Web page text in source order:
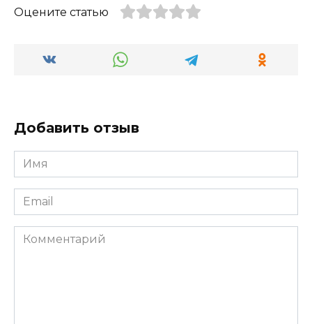
Оцените статью
Добавить отзыв
Имя
*
Email
*
Комментарий